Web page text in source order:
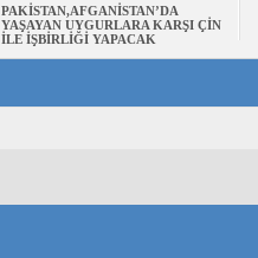
PAKİSTAN,AFGANİSTAN’DA
YAŞAYAN UYGURLARA KARŞI ÇİN
İLE İŞBİRLİĞİ YAPACAK